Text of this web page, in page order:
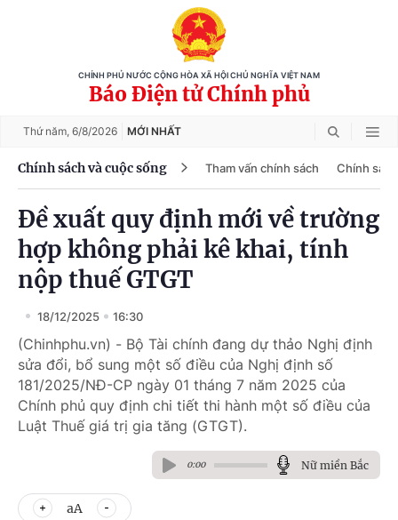
CHÍNH PHỦ NƯỚC CỘNG HÒA XÃ HỘI CHỦ NGHĨA VIỆT NAM
Báo Điện tử Chính phủ
Thứ năm, 6/8/2026 MỚI NHẤT
Chính sách và cuộc sống Tham vấn chính sách Chính
Đề xuất quy định mới về trường
hợp không phải kê khai, tính
nộp thuế GTGT
18/12/2025 16:30
(Chinhphu.vn) - Bộ Tài chính đang dự thảo Nghị định
sửa đổi, bổ sung một số điều của Nghị định số
181/2025/NĐ-CP ngày 01 tháng 7 năm 2025 của
Chính phủ quy định chi tiết thi hành một số điều của
Luật Thuế giá trị gia tăng (GTGT).
0:00 Nữ miền Bắc
aA